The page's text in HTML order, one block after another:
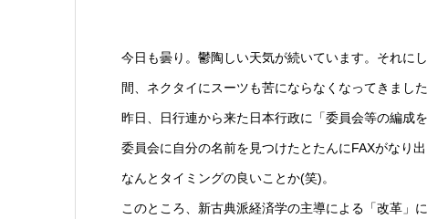
今日も曇り。鬱陶しい天気が続いています。それに
間、ネクタイにスーツも苦にならなくなってきました
昨日、日行連から来た日本行政に「委員会等の編成
委員会に自分の名前を見つけたとたんにFAXがなり
なんとタイミングの良いことか(笑)。
このところ、新古典派経済学の主導による「改革」